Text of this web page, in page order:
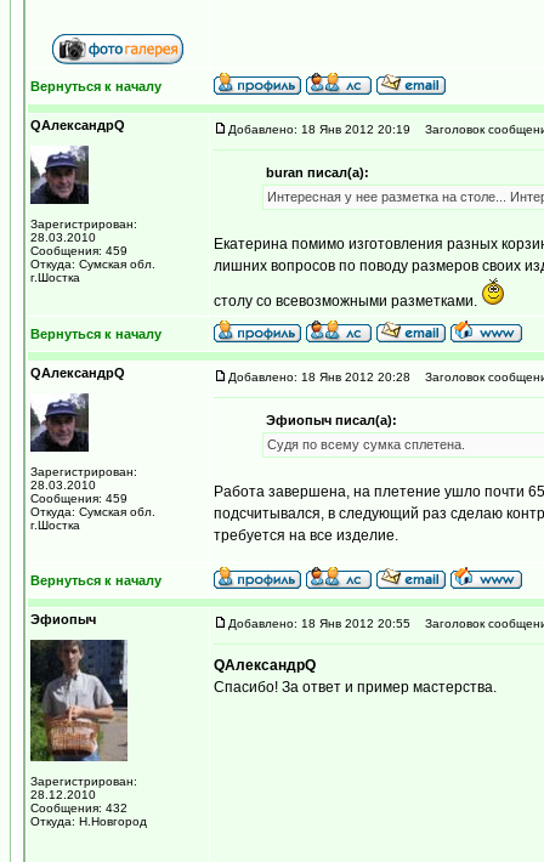
Вернуться к началу
QАлександрQ
Зарегистрирован:
28.03.2010
Сообщения: 459
Откуда: Сумская обл.
г.Шостка
Добавлено: 18 Янв 2012 20:19 Заголовок
buran писал(а):
Интересная у нее разметка на столе...
Екатерина помимо изготовления разных
лишних вопросов по поводу размеров своих
столу со всевозможными разметками.
Вернуться к началу
QАлександрQ
Зарегистрирован:
28.03.2010
Сообщения: 459
Откуда: Сумская обл.
г.Шостка
Добавлено: 18 Янв 2012 20:28 Заголовок
Эфиопыч писал(а):
Судя по всему сумка сплетена.
Работа завершена, на плетение ушло почти
подсчитывался, в следующий раз сделаю
требуется на все изделие.
Вернуться к началу
Эфиопыч
Зарегистрирован:
28.12.2010
Сообщения: 432
Откуда: Н.Новгород
Добавлено: 18 Янв 2012 20:55 Заголовок
QАлександрQ
Спасибо! За ответ и пример мастерства.